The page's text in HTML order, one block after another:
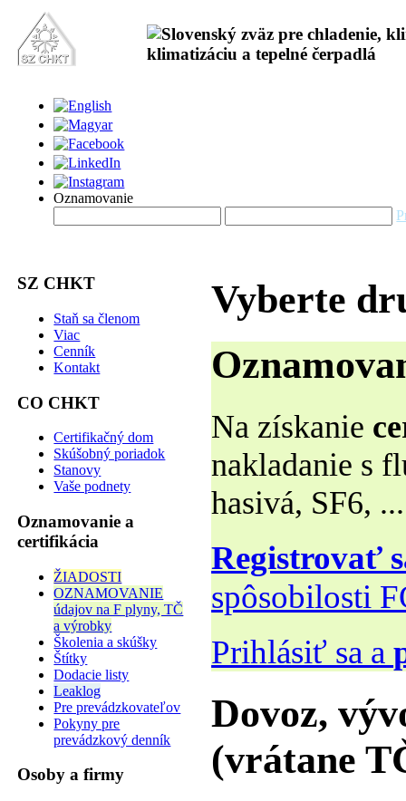
Oznamovanie
SZ CHKT
Staň sa členom
Viac
Cenník
Kontakt
CO CHKT
Certifikačný dom
Skúšobný poriadok
Stanovy
Vaše podnety
Oznamovanie a
certifikácia
ŽIADOSTI
OZNAMOVANIE
údajov na F plyny, TČ
a výrobky
Školenia a skúšky
Štítky
Dodacie listy
Leaklog
Pre prevádzkovateľov
Pokyny pre
prevádzkový denník
Osoby a firmy
Vyberte
Na získanie
nakladanie s
hasivá, SF6, ...
Registrovať
spôsobilosti
Prihlásiť sa a
Dovoz,
(vrátane